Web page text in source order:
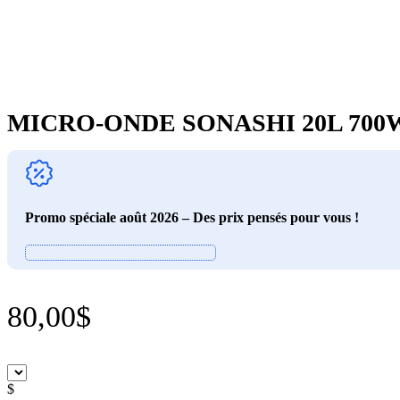
MICRO-ONDE SONASHI 20L
Promo spéciale août 2026 – Des prix pensés pour vous !
80,00$
$